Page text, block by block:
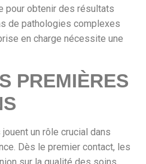
pour obtenir des résultats
de pathologies complexes
en charge nécessite une
PREMIÈRES
un rôle crucial dans
Dès le premier contact, les